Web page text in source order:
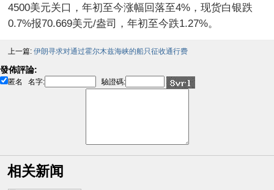
4500美元关口，年初至今涨幅回落至4%，现货白银跌
0.7%报70.669美元/盎司，年初至今跌1.27%。
上一篇: 伊朗寻求对通过霍尔木兹海峡的船只征收通行费
發佈評論:
匿名 名字: 驗證碼:
相关新闻